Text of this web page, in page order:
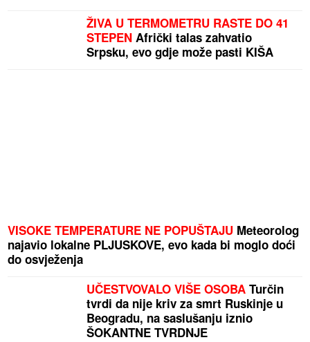
ŽIVA U TERMOMETRU RASTE DO 41
STEPEN Afrički talas zahvatio
Srpsku, evo gdje može pasti KIŠA
VISOKE TEMPERATURE NE POPUŠTAJU Meteorolog
najavio lokalne PLJUSKOVE, evo kada bi moglo doći
do osvježenja
UČESTVOVALO VIŠE OSOBA Turčin
tvrdi da nije kriv za smrt Ruskinje u
Beogradu, na saslušanju iznio
ŠOKANTNE TVRDNJE